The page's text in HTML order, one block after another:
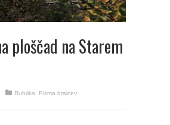
ploščad na Starem
Rubrika: Pisma bralcev